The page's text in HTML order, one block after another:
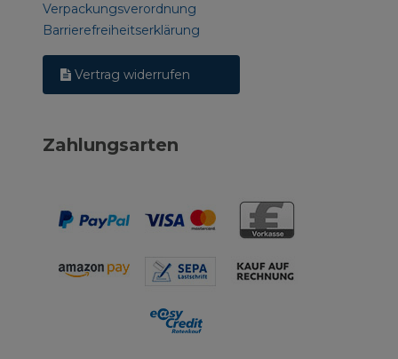
Verpackungsverordnung
Barrierefreiheitserklärung
Vertrag widerrufen
Zahlungsarten